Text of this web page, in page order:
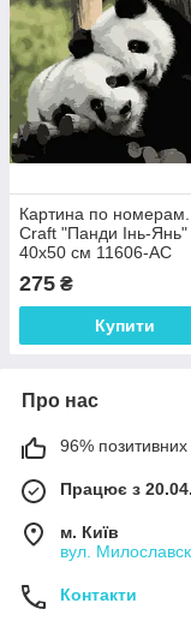
Картина по
Craft "Панди Інь-Янь"
40х50 см 11606-AC
275 ₴
Купити
Про нас
96% позитивних
Працює з
м. Київ
вул.
Контакти